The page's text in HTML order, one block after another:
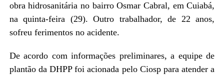
obra hidrosanitária no bairro Osmar Cabral, em Cuiabá,
na quinta-feira (29). Outro trabalhador, de 22 anos,
sofreu ferimentos no acidente.
De acordo com informações preliminares, a equipe de
plantão da DHPP foi acionada pelo Ciosp para atender a